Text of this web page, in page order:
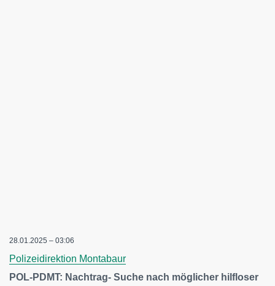
28.01.2025 – 03:06
Polizeidirektion Montabaur
POL-PDMT: Nachtrag- Suche nach möglicher hilfloser